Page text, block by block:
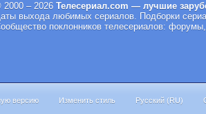
2000 – 2026 Телесериал.com — лучшие
выхода любимых сериалов. Подборки
поклонников телесериалов:
версию Изменить стиль Русский (RU)